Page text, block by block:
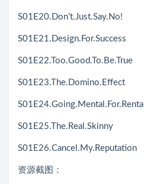
S01E20.Don’t.Just.Say.No!
S01E21.Design.For.Success
S01E22.Too.Good.To.Be.True
S01E23.The.Domino.Effect
S01E24.Going.Mental.For.Rental
S01E25.The.Real.Skinny
S01E26.Cancel.My.Reputation
资源截图：